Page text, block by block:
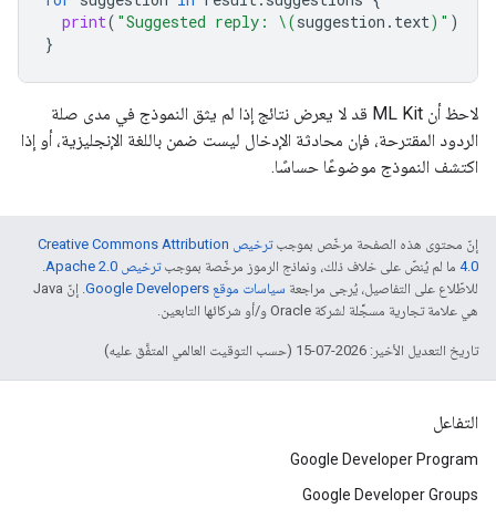
print( "Suggested reply: \(suggestion . text) " )
}
لاحظ أن ML Kit قد لا يعرض نتائج إذا لم يثق النموذج في مدى صلة
الردود المقترحة، فإن محادثة الإدخال ليست ضمن باللغة الإنجليزية، أو إذا
اكتشف النموذج موضوعًا حساسًا.
إنّ محتوى هذه الصفحة مرخّص بموجب
ترخيص Creative Commons Attribution
4.0‏ ما لم يُنصّ على خلاف ذلك، ونماذج الرموز مرخّصة بموجبترخيص Apache 2.0‏
.
للاطّلاع على التفاصيل، يُرجى مراجعة سياسات موقع Google Developers‏
. إنّ Java
هي علامة تجارية مسجَّلة لشركة Oracle و/أو شركائها التابعين.
تاريخ التعديل الأخير: 2026-07-15 (حسب التوقيت العالمي المتفَّق عليه)
التفاعل
Google Developer Program
Google Developer Groups